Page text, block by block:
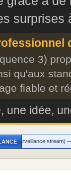
surprises
3)
qu'aux
fiable et
une idée,
stream) —